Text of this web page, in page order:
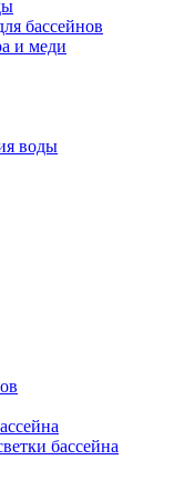
бассейнов
и меди
воды
бассейна